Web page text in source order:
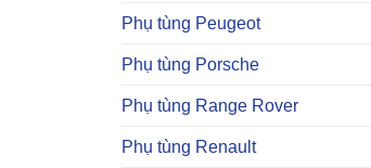
Phụ tùng Peugeot
Phụ tùng Porsche
Phụ tùng Range Rover
Phụ tùng Renault